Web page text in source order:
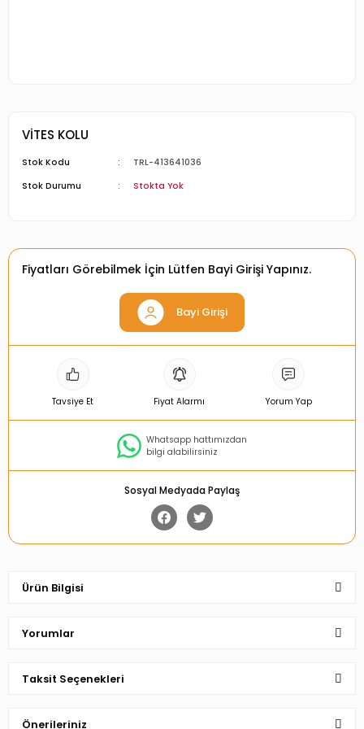
VİTES KOLU
Stok Kodu
TRL-413641036
Stok Durumu
Stokta Yok
Fiyatları Görebilmek İçin Lütfen Bayi Girişi Yapınız.
Bayi Girişi
Tavsiye Et Fiyat Alarmı Yorum Yap
Whatsapp hattımızdan
bilgi alabilirsiniz
Sosyal Medyada Paylaş
Ürün Bilgisi
Yorumlar
Taksit Seçenekleri
Önerileriniz